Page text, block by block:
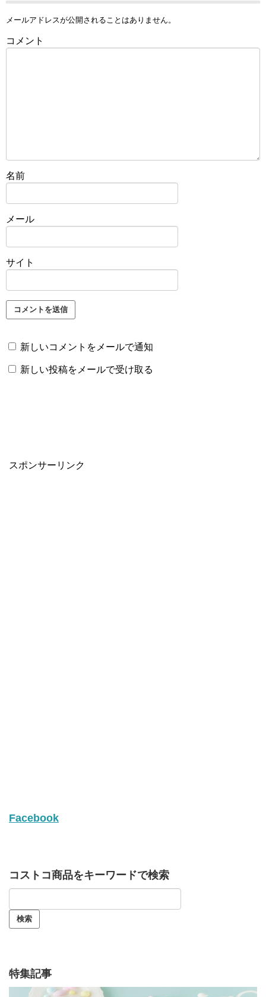
メールアドレスが公開されることはありません。
コメント
名前
メール
サイト
新しいコメントをメールで通知
新しい投稿をメールで受け取る
スポンサーリンク
Facebook
コストコ商品をキーワードで検索
特集記事